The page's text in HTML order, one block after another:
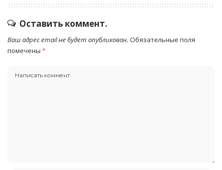
Оставить коммент.
Ваш адрес email не будет опубликован. Обязательные поля
помечены *